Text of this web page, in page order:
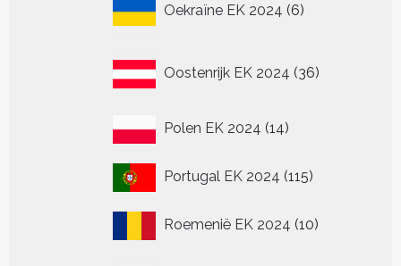
Oekraïne EK 2024 6
producten
Oostenrijk EK 2024 36
producten
Polen EK 2024 1414
Portugal EK 2024 115115
Roemenië EK 2024 1010